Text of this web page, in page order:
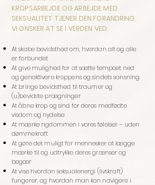
KROPSARBEJDE OG ARBEJDE MED
SEKSUALITET TJENER DEN FORANDRING,
VI ØNSKER AT SE I VERDEN VED:
At skabe bevidsthed om, hvordan alt og alle
er forbundet
At give mulighed for at sætte tempoet ned
og genaktivere kroppens og sindets sansning
At bringe bevidsthed til traumer og
(u)bevidste prægninger
At åbne krop og sind for deres medfødte
visdom og nydelse
At mærke rigdommen i vores følelser – uden
dømmekraft
At gøre det muligt for mennesker at lægge
mærke til og udtrykke deres grænser og
begær
At vise hvordan seksualenergi (livskraft)
fungerer, og hvordan man kan navigere i